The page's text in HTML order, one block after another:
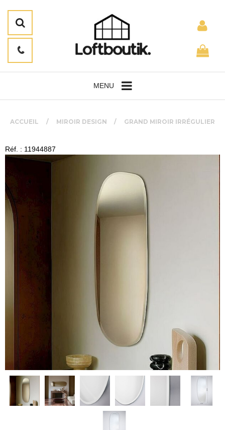
MENU
ACCUEIL MIROIR DESIGN GRAND MIROIR IRRÉGULIER
Réf. : 11944887